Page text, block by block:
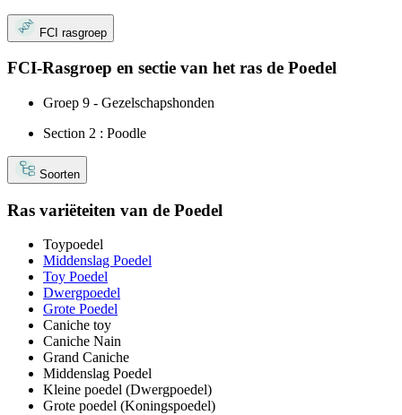
FCI rasgroep
FCI-Rasgroep en sectie van het ras de Poedel
Groep 9 - Gezelschapshonden
Section 2 : Poodle
Soorten
Ras variëteiten van de Poedel
Toypoedel
Middenslag Poedel
Toy Poedel
Dwergpoedel
Grote Poedel
Caniche toy
Caniche Nain
Grand Caniche
Middenslag Poedel
Kleine poedel (Dwergpoedel)
Grote poedel (Koningspoedel)